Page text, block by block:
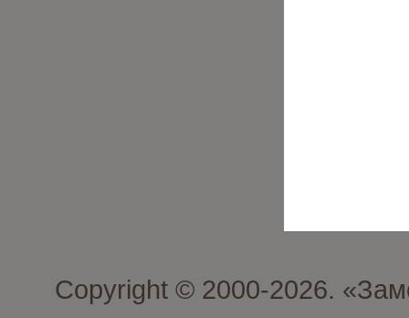
Copyright © 2000-2026.